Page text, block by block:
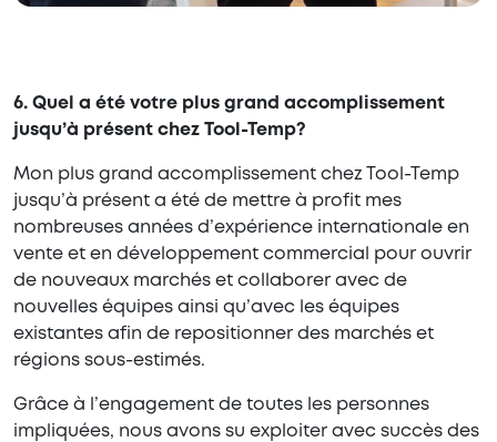
6. Quel a été votre plus grand accomplissement
jusqu’à présent chez Tool-Temp?
Mon plus grand accomplissement chez Tool-Temp
jusqu’à présent a été de mettre à profit mes
nombreuses années d’expérience internationale en
vente et en développement commercial pour ouvrir
de nouveaux marchés et collaborer avec de
nouvelles équipes ainsi qu’avec les équipes
existantes afin de repositionner des marchés et
régions sous-estimés.
Grâce à l’engagement de toutes les personnes
impliquées, nous avons su exploiter avec succès des